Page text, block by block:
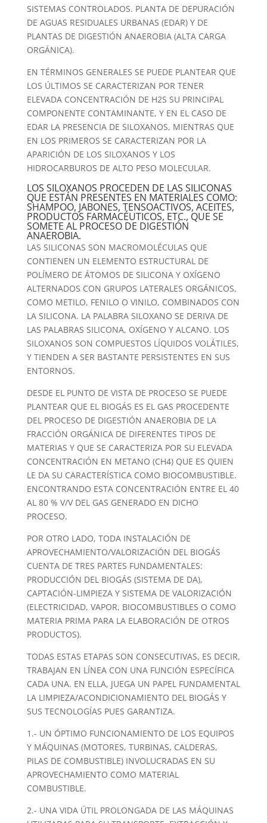
SISTEMAS CONTROLADOS. PLANTA DE DEPURACIÓN
DE AGUAS RESIDUALES URBANAS (EDAR) Y DE
PLANTAS DE DIGESTIÓN ANAEROBIA (ALTA CARGA
ORGÁNICA).
EN TÉRMINOS GENERALES SE PUEDE PLANTEAR QUE
LOS ÚLTIMOS SE CARACTERIZAN POR TENER
ELEVADA CONCENTRACIÓN DE H2S SU PRINCIPAL
COMPONENTE CONTAMINANTE, Y EN EL CASO DE
EDAR LA PRESENCIA DE SILOXANOS, MIENTRAS QUE
EN LOS PRIMEROS SE CARACTERIZAN POR LA
APARICIÓN DE LOS SILOXANOS Y LOS
HIDROCARBUROS DE ALTO PESO MOLECULAR.
LOS SILOXANOS PROCEDEN DE LAS SILICONAS
QUE ESTÁN PRESENTES EN MATERIALES COMO:
SHAMPOO, JABONES, TENSOACTIVOS, ACEITES,
PRODUCTOS FARMACÉUTICOS, ETC., QUE SE
SOMETE AL PROCESO DE DIGESTIÓN
ANAEROBIA.
LAS SILICONAS SON MACROMOLÉCULAS QUE
CONTIENEN UN ELEMENTO ESTRUCTURAL DE
POLÍMERO DE ÁTOMOS DE SILICONA Y OXÍGENO
ALTERNADOS CON GRUPOS LATERALES ORGÁNICOS,
COMO METILO, FENILO O VINILO, COMBINADOS CON
LA SILICONA. LA PALABRA SILOXANO SE DERIVA DE
LAS PALABRAS SILICONA, OXÍGENO Y ALCANO. LOS
SILOXANOS SON COMPUESTOS LÍQUIDOS VOLÁTILES,
Y TIENDEN A SER BASTANTE PERSISTENTES EN SUS
ENTORNOS.
DESDE EL PUNTO DE VISTA DE PROCESO SE PUEDE
PLANTEAR QUE EL BIOGÁS ES EL GAS PROCEDENTE
DEL PROCESO DE DIGESTIÓN ANAEROBIA DE LA
FRACCIÓN ORGÁNICA DE DIFERENTES TIPOS DE
MATERIAS Y QUE SE CARACTERIZA POR SU ELEVADA
CONCENTRACIÓN EN METANO (CH4) QUE ES QUIEN
LE DA SU CARACTERÍSTICA COMO BIOCOMBUSTIBLE.
ENCONTRANDO ESTA CONCENTRACIÓN ENTRE EL 40
AL 80 % V/V DEL GAS GENERADO EN DICHO
PROCESO.
POR OTRO LADO, TODA INSTALACIÓN DE
APROVECHAMIENTO/VALORIZACIÓN DEL BIOGÁS
CUENTA DE TRES PARTES FUNDAMENTALES:
PRODUCCIÓN DEL BIOGÁS (SISTEMA DE DA),
CAPTACIÓN-LIMPIEZA Y SISTEMA DE VALORIZACIÓN
(ELECTRICIDAD, VAPOR, BIOCOMBUSTIBLES O COMO
MATERIA PRIMA PARA LA ELABORACIÓN DE OTROS
PRODUCTOS).
TODAS ESTAS ETAPAS SON CONSECUTIVAS, ES DECIR,
TRABAJAN EN LÍNEA CON UNA FUNCIÓN ESPECÍFICA
CADA UNA. EN ELLA, JUEGA UN PAPEL FUNDAMENTAL
LA LIMPIEZA/ACONDICIONAMIENTO DEL BIOGÁS Y
SUS TECNOLOGÍAS PUES GARANTIZA.
1.- UN ÓPTIMO FUNCIONAMIENTO DE LOS EQUIPOS
Y MÁQUINAS (MOTORES, TURBINAS, CALDERAS,
PILAS DE COMBUSTIBLE) INVOLUCRADAS EN SU
APROVECHAMIENTO COMO MATERIAL
COMBUSTIBLE.
2.- UNA VIDA ÚTIL PROLONGADA DE LAS MÁQUINAS